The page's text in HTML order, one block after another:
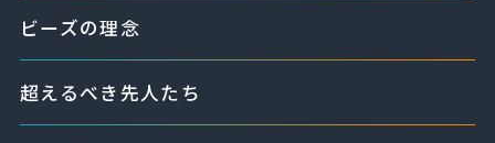
ビーズの理念
超えるべき先人たち